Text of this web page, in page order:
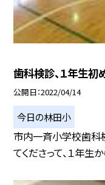
歯科検診、１年生初
公開日 2022/04/14
今日の林田小
市内一斉小学校歯科
てくださって、１年生